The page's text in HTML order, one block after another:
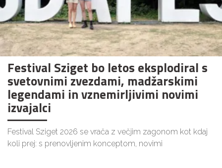
Festival Sziget bo letos eksplodiral s
svetovnimi zvezdami, madžarskimi
legendami in vznemirljivimi novimi
izvajalci
Festival Sziget 2026 se vrača z večjim zagonom kot kdaj
koli prej: s prenovljenim konceptom, novimi